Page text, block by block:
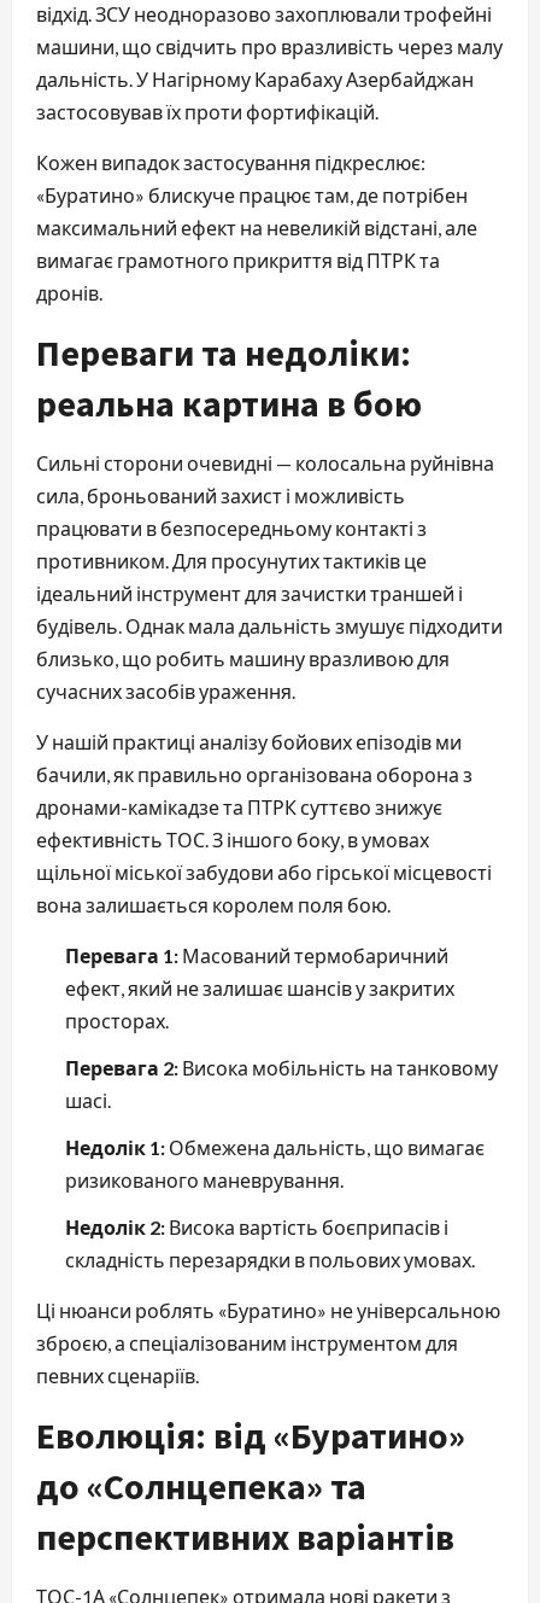
відхід. ЗСУ неодноразово захоплювали трофейні
машини, що свідчить про вразливість через малу
дальність. У Нагірному Карабаху Азербайджан
застосовував їх проти фортифікацій.
Кожен випадок застосування підкреслює:
«Буратино» блискуче працює там, де потрібен
максимальний ефект на невеликій відстані, але
вимагає грамотного прикриття від ПТРК та
дронів.
Переваги та недоліки:
реальна картина в бою
Сильні сторони очевидні — колосальна руйнівна
сила, броньований захист і можливість
працювати в безпосередньому контакті з
противником. Для просунутих тактиків це
ідеальний інструмент для зачистки траншей і
будівель. Однак мала дальність змушує підходити
близько, що робить машину вразливою для
сучасних засобів ураження.
У нашій практиці аналізу бойових епізодів ми
бачили, як правильно організована оборона з
дронами-камікадзе та ПТРК суттєво знижує
ефективність ТОС. З іншого боку, в умовах
щільної міської забудови або гірської місцевості
вона залишається королем поля бою.
Перевага 1: Масований термобаричний
ефект, який не залишає шансів у закритих
просторах.
Перевага 2: Висока мобільність на танковому
шасі.
Недолік 1: Обмежена дальність, що вимагає
ризикованого маневрування.
Недолік 2: Висока вартість боєприпасів і
складність перезарядки в польових умовах.
Ці нюанси роблять «Буратино» не універсальною
зброєю, а спеціалізованим інструментом для
певних сценаріїв.
Еволюція: від «Буратино»
до «Солнцепека» та
перспективних варіантів
ТОС-1А «Солнцепек» отримала нові ракети з